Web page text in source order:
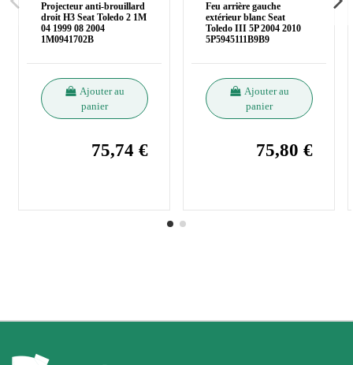
Projecteur anti-brouillard
droit H3 Seat Toledo 2 1M
04 1999 08 2004
1M0941702B
Ajouter au
panier
75,74 €
Feu arrière gauche
extérieur blanc Seat
Toledo III 5P 2004 2010
5P5945111B9B9
Ajouter au
panier
75,80 €